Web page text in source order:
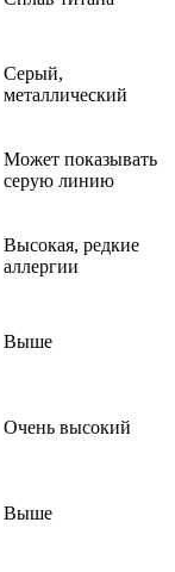
Серый,
металлический
Может показывать
серую линию
Высокая, редкие
аллергии
Выше
Очень высокий
Выше